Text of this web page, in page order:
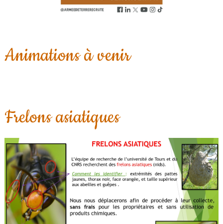
Animations à venir
Frelons asiatiques